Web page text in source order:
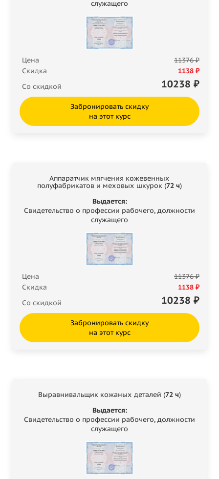
служащего
Цена
11376 ₽
Скидка
1138 ₽
Со скидкой
10238 ₽
Забронировать скидку
на этот курс
Аппаратчик мягчения кожевенных
полуфабрикатов и меховых шкурок (72 ч)
Выдается:
Свидетельство о профессии рабочего, должности
служащего
Цена
11376 ₽
Скидка
1138 ₽
Со скидкой
10238 ₽
Забронировать скидку
на этот курс
Выравнивальщик кожаных деталей (72 ч)
Выдается:
Свидетельство о профессии рабочего, должности
служащего